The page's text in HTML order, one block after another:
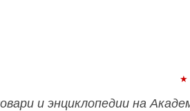
и энциклопедии на